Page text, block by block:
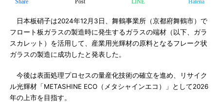
Share Post LINE Hatena
日本板硝子は2024年12月3日、舞鶴事業所（京都府舞鶴市）で
フロート板ガラスの製造時に発生するガラスの端材（以下、ガラ
スカレット）を活用して、産業用光輝材の原料となるフレーク状
ガラスの製造に成功したと発表した。
今後は表面処理プロセスの量産化技術の確立を進め、リサイク
ル光輝材「METASHINE ECO（メタシャインエコ）」として2026
年の上市を目指す。